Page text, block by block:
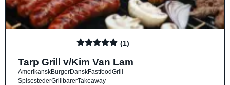
(1)
Tarp Grill v/Kim Van Lam
AmerikanskBurgerDanskFastfoodGrill
SpisestederGrillbarerTakeaway